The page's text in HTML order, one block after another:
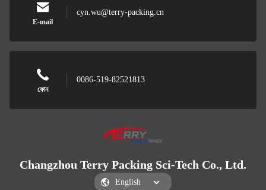
E-mail
cyn.wu@terry-packing.cn
ফোন
0086-519-82521813
Changzhou Terry Packing Sci-Tech Co., Ltd.